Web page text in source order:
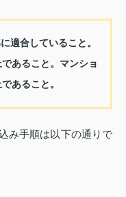
適合していること。
あること。マンショ
あること。
み手順は以下の通りで